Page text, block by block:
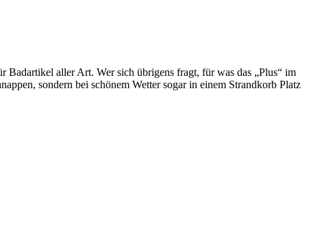
Badartikel aller Art. Wer sich übrigens fragt, für was das „Plus“ im
sondern bei schönem Wetter sogar in einem Strandkorb Platz